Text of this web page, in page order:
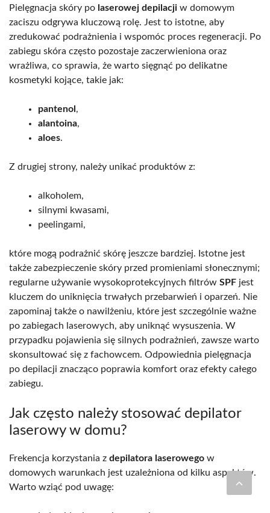
Pielęgnacja skóry po laserowej depilacji w domowym
zaciszu odgrywa kluczową rolę. Jest to istotne, aby
zredukować podrażnienia i wspomóc proces regeneracji. Po
zabiegu skóra często pozostaje zaczerwieniona oraz
wrażliwa, co sprawia, że warto sięgnąć po delikatne
kosmetyki kojące, takie jak:
pantenol ,
alantoina,
aloes.
Z drugiej strony, należy unikać produktów z:
alkoholem,
silnymi kwasami,
peelingami,
które mogą podrażnić skórę jeszcze bardziej. Istotne jest
także zabezpieczenie skóry przed promieniami słonecznymi;
regularne używanie wysokoprotekcyjnych filtrów SPF jest
kluczem do uniknięcia trwałych przebarwień i oparzeń. Nie
zapominaj także o nawilżeniu, które jest szczególnie ważne
po zabiegach laserowych, aby uniknąć wysuszenia. W
przypadku pojawienia się silnych podrażnień, zawsze warto
skonsultować się z fachowcem. Odpowiednia pielęgnacja
po depilacji znacząco poprawia komfort oraz efekty całego
zabiegu.
Jak często należy stosować depilator
laserowy w domu?
Frekencja korzystania z depilatora laserowego w
domowych warunkach jest uzależniona od kilku aspektów.
Warto wziąć pod uwagę: